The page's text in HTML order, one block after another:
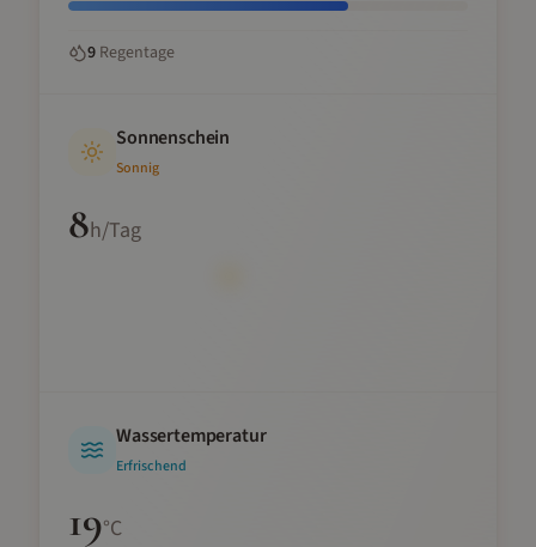
9 Regentage
Sonnenschein
Sonnig
8h/Tag
Wassertemperatur
Erfrischend
19°C